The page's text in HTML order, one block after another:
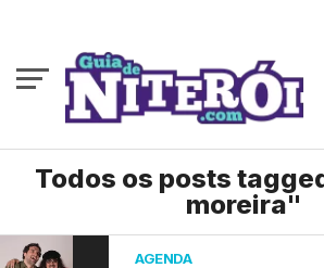
Todos os posts
moreira"
AGENDA